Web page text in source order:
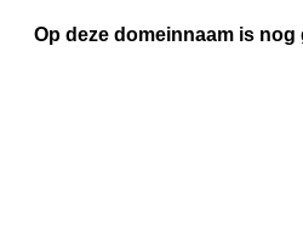
Op deze domeinnaam is